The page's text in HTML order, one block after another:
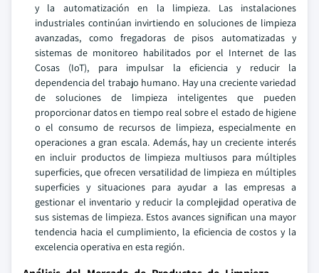
y la automatización en la limpieza. Las instalaciones
industriales continúan invirtiendo en soluciones de limpieza
avanzadas, como fregadoras de pisos automatizadas y
sistemas de monitoreo habilitados por el Internet de las
Cosas (IoT), para impulsar la eficiencia y reducir la
dependencia del trabajo humano. Hay una creciente variedad
de soluciones de limpieza inteligentes que pueden
proporcionar datos en tiempo real sobre el estado de higiene
o el consumo de recursos de limpieza, especialmente en
operaciones a gran escala. Además, hay un creciente interés
en incluir productos de limpieza multiusos para múltiples
superficies, que ofrecen versatilidad de limpieza en múltiples
superficies y situaciones para ayudar a las empresas a
gestionar el inventario y reducir la complejidad operativa de
sus sistemas de limpieza. Estos avances significan una mayor
tendencia hacia el cumplimiento, la eficiencia de costos y la
excelencia operativa en esta región.